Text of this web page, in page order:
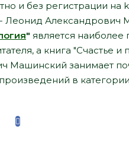
и без регистрации на
Леонид Александрович
" является
а книга "Счастье и
Машинский занимает
в категории